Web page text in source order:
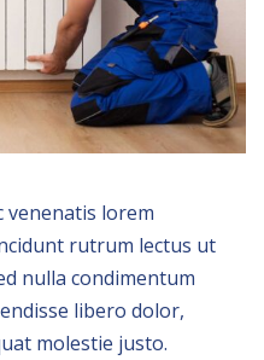
venenatis lorem
rutrum lectus ut
nulla condimentum
libero dolor,
molestie justo.